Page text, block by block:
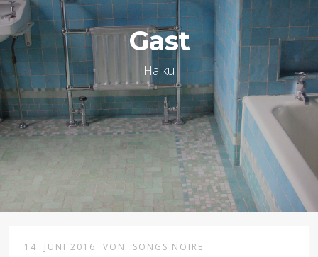
Gast
Haiku
14. JUNI 2016 VON SONGS NOIRE